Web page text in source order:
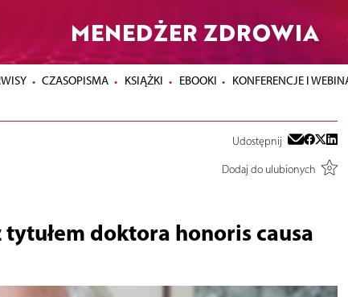
MENEDŻER ZDROWIA
CZASOPISMA KSIĄŻKI EBOOKI KONFERENCJE I
Udostępnij
Dodaj do ulubionych
tytułem doktora honoris causa